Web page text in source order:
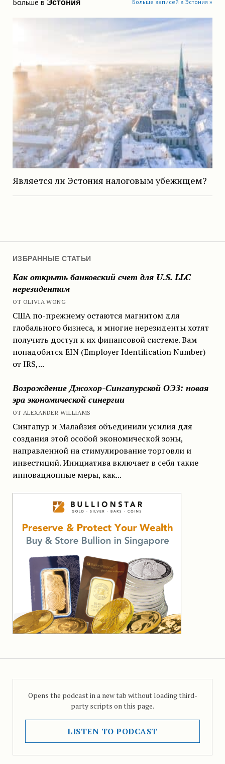
ИЗБРАННЫЕ СТАТЬИ
Как открыть банковский счет для U.S. LLC
нерезидентам
ОТ OLIVIA WONG
США по-прежнему остаются магнитом для
глобального бизнеса, и многие нерезиденты хотят
получить доступ к их финансовой системе. Вам
понадобится EIN (Employer Identification Number)
от IRS,...
Возрождение Джохор-Сингапурской ОЭЗ: новая
эра экономической синергии
ОТ ALEXANDER WILLIAMS
Сингапур и Малайзия объединили усилия для
создания этой особой экономической зоны,
направленной на стимулирование торговли и
инвестиций. Инициатива включает в себя такие
инновационные меры, как...
Эстония Больше записей в Эстония »
Является ли Эстония налоговым убежищем?
Opens the podcast in a new tab without loading third-
party scripts on this page.
LISTEN TO PODCAST